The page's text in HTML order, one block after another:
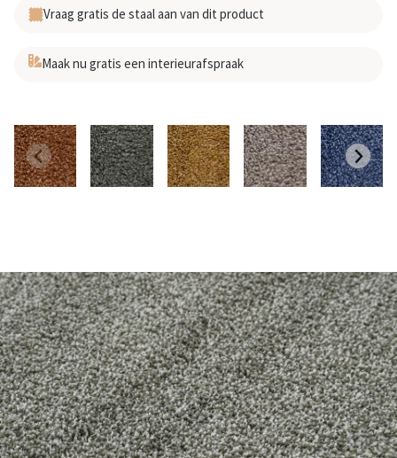
Vraag gratis de staal aan van dit product
Maak nu gratis een interieurafspraak